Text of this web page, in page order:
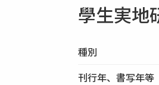
學生実地
種別
刊行年、書写年等